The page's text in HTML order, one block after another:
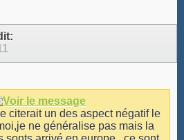
citerait un des aspect négatif le
ne généralise pas mais la